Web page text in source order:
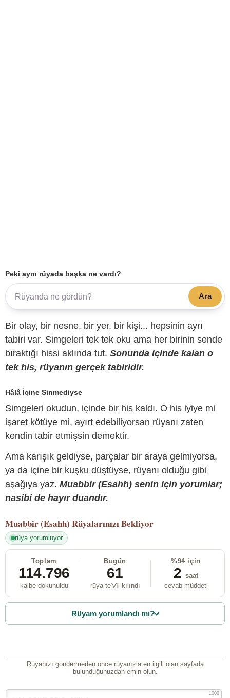
Peki aynı rüyada başka ne vardı?
Ara
Bir olay, bir nesne, bir yer, bir kişi... hepsinin ayrı
tabiri var. Simgeleri tek tek oku ama her birinin sende
bıraktığı hissi aklında tut. Sonunda içinde kalan o
tek his, rüyanın gerçek tabiridir.
Hâlâ İçine Sinmediyse
Simgeleri okudun, içinde bir his kaldı. O his iyiye mi
işaret kötüye mi, ayırt edebiliyorsan rüyanı zaten
kendin tabir etmişsin demektir.
Ama karışık geldiyse, parçalar bir araya gelmiyorsa,
ya da içine bir kuşku düştüyse, rüyanı olduğu gibi
aşağıya yaz. Muabbir (Esahh) senin için yorumlar;
nasibi de hayır duandır.
Muabbir (Esahh) Rüyalarınızı Bekliyor
rüya yorumluyor
Toplam
114.796
kalbe dokunuldu
Bugün
61
rüya te’vîl kılındı
%94 için
2 saat
cevab müddeti
Rüyam yorumlandı mı?
Rüyanızı göndermeden önce rüyanızla en ilgili olan sayfada
bulunduğunuzdan emin olun.
1000